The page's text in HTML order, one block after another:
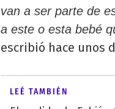
van a ser parte de
a este o esta bebé
escribió hace unos
LEÉ TAMBIÉN